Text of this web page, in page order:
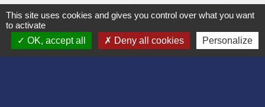
Place du Général de Gaulle
02860 Bruyères-et-Montbérault - FRANCE
+33 3 23 24 74 77
This site uses cookies and gives you control over what you want
to activate
OK, accept all
Deny all cookies Personalize